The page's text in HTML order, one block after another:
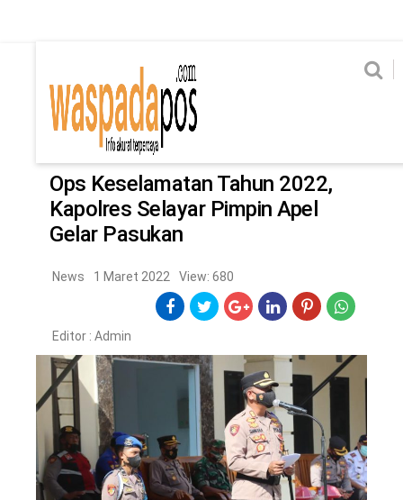
Home News
Ekonomi Hukum & Kriminal
Politik Metro
Hiburan Pendidikan
Edukasi Tekno
Home News Ekonomi Hukum & Kriminal
News
Ops Keselamatan Tahun 2022,
Kapolres Selayar Pimpin Apel
Gelar Pasukan
News 1 Maret 2022 View: 680
Editor : Admin